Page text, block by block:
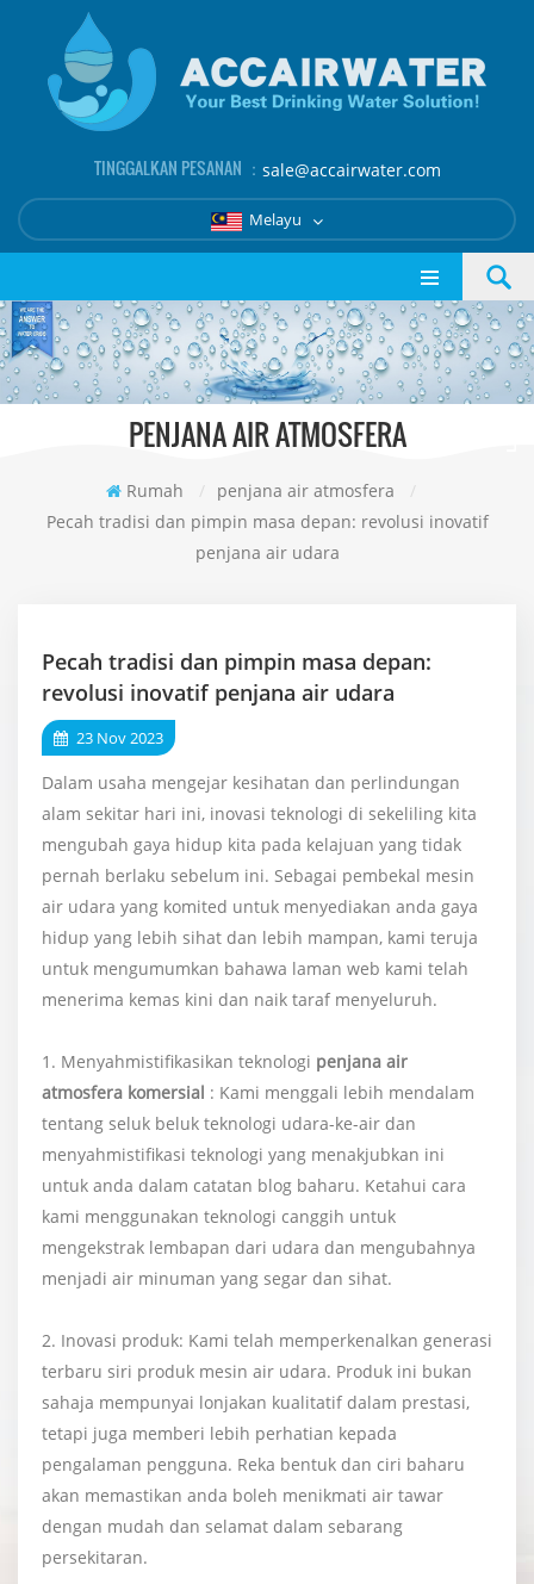
TINGGALKAN PESANAN ： sale@accairwater.com
Melayu
PENJANA AIR ATMOSFERA
Rumah / penjana air atmosfera
/
Pecah tradisi dan pimpin masa depan: revolusi inovatif
penjana air udara
Pecah tradisi dan pimpin masa depan:
revolusi inovatif penjana air udara
23 Nov 2023
Dalam usaha mengejar kesihatan dan perlindungan
alam sekitar hari ini, inovasi teknologi di sekeliling kita
mengubah gaya hidup kita pada kelajuan yang tidak
pernah berlaku sebelum ini. Sebagai pembekal mesin
air udara yang komited untuk menyediakan anda gaya
hidup yang lebih sihat dan lebih mampan, kami teruja
untuk mengumumkan bahawa laman web kami telah
menerima kemas kini dan naik taraf menyeluruh.
1. Menyahmistifikasikan teknologi penjana air
atmosfera komersial : Kami menggali lebih mendalam
tentang seluk beluk teknologi udara-ke-air dan
menyahmistifikasi teknologi yang menakjubkan ini
untuk anda dalam catatan blog baharu. Ketahui cara
kami menggunakan teknologi canggih untuk
mengekstrak lembapan dari udara dan mengubahnya
menjadi air minuman yang segar dan sihat.
2. Inovasi produk: Kami telah memperkenalkan generasi
terbaru siri produk mesin air udara. Produk ini bukan
sahaja mempunyai lonjakan kualitatif dalam prestasi,
tetapi juga memberi lebih perhatian kepada
pengalaman pengguna. Reka bentuk dan ciri baharu
akan memastikan anda boleh menikmati air tawar
dengan mudah dan selamat dalam sebarang
persekitaran.